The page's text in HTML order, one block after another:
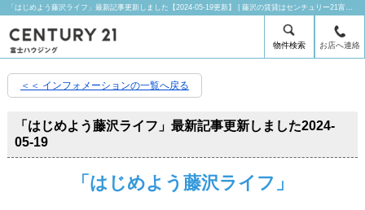
「はじめよう藤沢ライフ」最新記事更新しました【2024-05-19更新】 | 藤沢の賃貸はセンチュリー21富士ハウジングにお任せ下さい！
物件検索 お店へ連絡
＜＜ インフォメーションの一覧へ戻る
「はじめよう藤沢ライフ」最新記事更新しました2024-
05-19
「はじめよう藤沢ライフ」